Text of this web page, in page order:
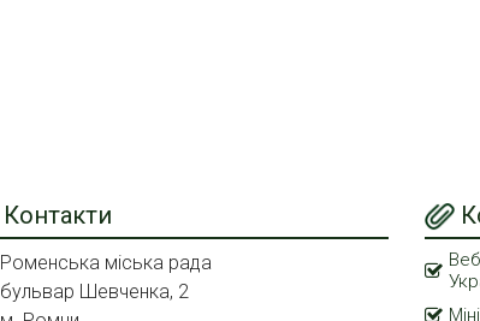
Контакти
Роменська міська рада
бульвар Шевченка, 2